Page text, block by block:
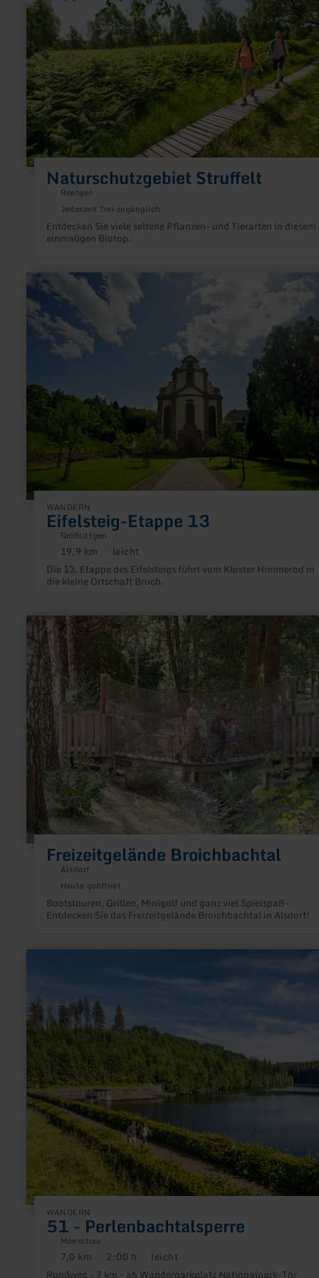
Naturschutzgebiet Struffelt
Roetgen
Jederzeit frei zugänglich
Entdecken Sie viele seltene Pflanzen- und Tierarten in diesem
einmaligen Biotop.
WANDERN
Eifelsteig-Etappe 13
Großlittgen
Distanz:
19,9 km Anforderung:
leicht
Die 13. Etappe des Eifelsteigs führt vom Kloster Himmerod in
die kleine Ortschaft Bruch.
mehr
erfahren
zu:
Eifelsteig-
Etappe
Freizeitgelände Broichbachtal
Alsdorf
Heute geöffnet
Bootstouren, Grillen, Minigolf und ganz viel Spielspaß -
Entdecken Sie das Freizeitgelände Broichbachtal in Alsdorf!
mehr
erfahren
zu:
Freizeitgelände
Broichbachtal
WANDERN
51 - Perlenbachtalsperre
Monschau
Distanz:
7,0 km Dauer:
2:00 h Anforderung:
leicht
Rundweg - 7 km - ab Wanderparkplatz Nationalpark-Tor
Perlenbachtalsperre